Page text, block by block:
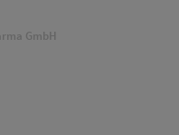
GmbH